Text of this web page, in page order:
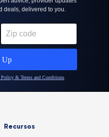
Recursos